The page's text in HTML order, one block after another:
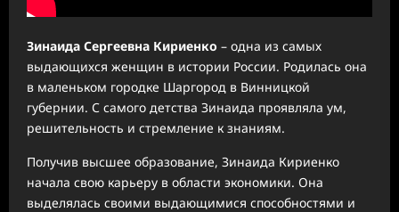
Зинаида Сергеевна Кириенко – одна из самых
выдающихся женщин в истории России. Родилась она
в маленьком городке Шаргород в Винницкой
губернии. С самого детства Зинаида проявляла ум,
решительность и стремление к знаниям.
Получив высшее образование, Зинаида Кириенко
начала свою карьеру в области экономики. Она
выделялась своими выдающимися способностями и